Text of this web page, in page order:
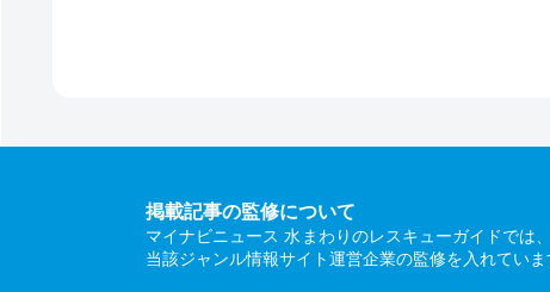
掲載記事の監修について
マイナビニュース 水まわりのレスキューガイドでは
当該ジャンル情報サイト運営企業の監修を入れていま